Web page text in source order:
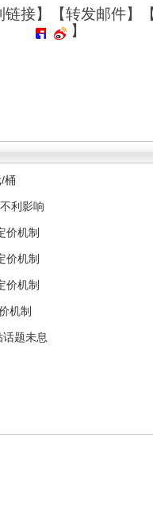
链接】【转发邮件】
】
桶
利影响
价机制
价机制
价机制
机制
题未息